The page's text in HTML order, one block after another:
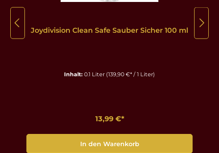
Joydivision Clean Safe Sauber Sicher 100 ml
Inhalt: 0.1 Liter (139,90 €* / 1 Liter)
13,99 €*
In den Warenkorb